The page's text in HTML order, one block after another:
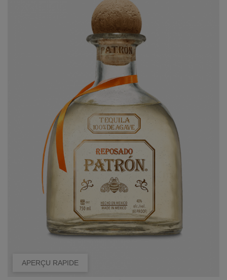
APERÇU RAPIDE